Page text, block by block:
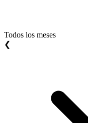
Todos los meses
❮